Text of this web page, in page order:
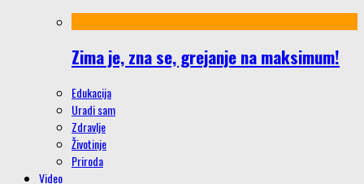
Zima je, zna se, grejanje na maksimum!
Edukacija
Uradi sam
Zdravlje
Životinje
Priroda
Video